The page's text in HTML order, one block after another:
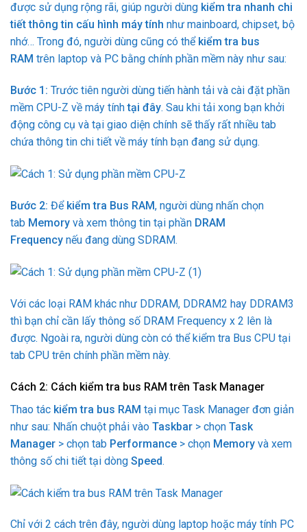
được sử dụng rộng rãi, giúp người dùng kiểm tra nhanh chi
tiết thông tin cấu hình máy tính như mainboard, chipset, bộ
nhớ… Trong đó, người dùng cũng có thể kiểm tra bus
RAM trên laptop và PC bằng chính phần mềm này như sau:
Bước 1: Trước tiên người dùng tiến hành tải và cài đặt phần
mềm CPU-Z về máy tínhtại đây. Sau khi tải xong bạn khởi
động công cụ và tại giao diện chính sẽ thấy rất nhiều tab
chứa thông tin chi tiết về máy tính bạn đang sử dụng.
Bước 2: Để kiểm tra Bus RAM, người dùng nhấn chọn
tab Memory và xem thông tin tại phần DRAM
Frequency nếu đang dùng SDRAM.
Với các loại RAM khác như DDRAM, DDRAM2 hay DDRAM3
thì bạn chỉ cần lấy thông số DRAM Frequency x 2 lên là
được. Ngoài ra, người dùng còn có thể kiểm tra Bus CPU tại
tab CPU trên chính phần mềm này.
Cách 2: Cách kiểm tra bus RAM trên Task Manager
Thao tác kiểm tra bus RAM tại mục Task Manager đơn giản
như sau: Nhấn chuột phải vào Taskbar > chọn Task
Manager > chọn tab Performance > chọn Memory và xem
thông số chi tiết tại dòng Speed.
Chỉ với 2 cách trên đây, người dùng laptop hoặc máy tính PC